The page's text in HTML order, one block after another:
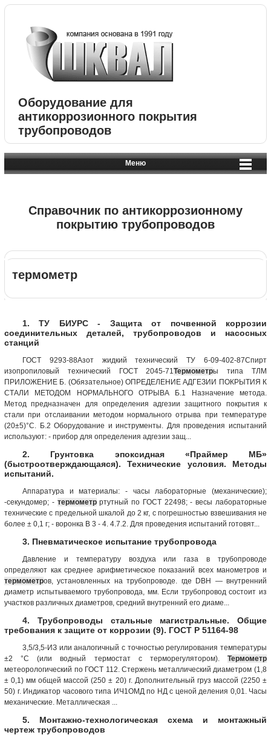
Оборудование для
антикоррозионного покрытия
трубопроводов
Меню
Справочник по антикоррозионному
покрытию трубопроводов
термометр
1. ТУ БИУРС - Защита от почвенной коррозии
соединительных деталей, трубопроводов и насосных
станций
ГОСТ 9293-88Азот жидкий технический ТУ 6-09-402-87Спирт
изопропиловый технический ГОСТ 2045-71Термометры типа ТЛМ
ПРИЛОЖЕНИЕ Б. (Обязательное) ОПРЕДЕЛЕНИЕ АДГЕЗИИ ПОКРЫТИЯ К
СТАЛИ МЕТОДОМ НОРМАЛЬНОГО ОТРЫВА Б.1 Назначение метода.
Метод предназначен для определения адгезии защитного покрытия к
стали при отслаивании методом нормального отрыва при температуре
(20±5)°С. Б.2 Оборудование и инструменты. Для проведения испытаний
используют: - прибор для определения адгезии защ...
2. Грунтовка эпоксидная «Праймер МБ»
(быстроотверждающаяся). Технические условия. Методы
испытаний.
Аппаратура и материалы: - часы лабораторные (механические);
-секундомер; - термометрртутный по ГОСТ 22498; - весы лабораторные
технические с предельной шкалой до 2 кг, с погрешностью взвешивания не
более ± 0,1 г; - воронка В 3 - 4. 4.7.2. Для проведения испытаний готовят...
3. Пневматическое испытание трубопровода
Давление и температуру воздуха или газа в трубопроводе
определяют как среднее арифметическое показаний всех манометров и
термометров, установленных на трубопроводе. где DBH — внутренний
диаметр испытываемого трубопровода, мм. Если трубопровод состоит из
участков различных диаметров, средний внутренний его диаме...
4. Трубопроводы стальные магистральные. Общие
требования к защите от коррозии (9). ГОСТ Р 51164-98
3,5/3,5-ИЗ или аналогичный с точностью регулирования температуры
±2 °С (или водный термостат с терморегулятором). Термометр
метеорологический по ГОСТ 112. Стержень металлический диаметром (1,8
± 0,1) мм общей массой (250 ± 20) г. Дополнительный груз массой (2250 ±
50) г. Индикатор часового типа ИЧ1ОМД по НД с ценой деления 0,01. Часы
механические. Металлическая ...
5. Монтажно-технологическая схема и монтажный
чертеж трубопроводов